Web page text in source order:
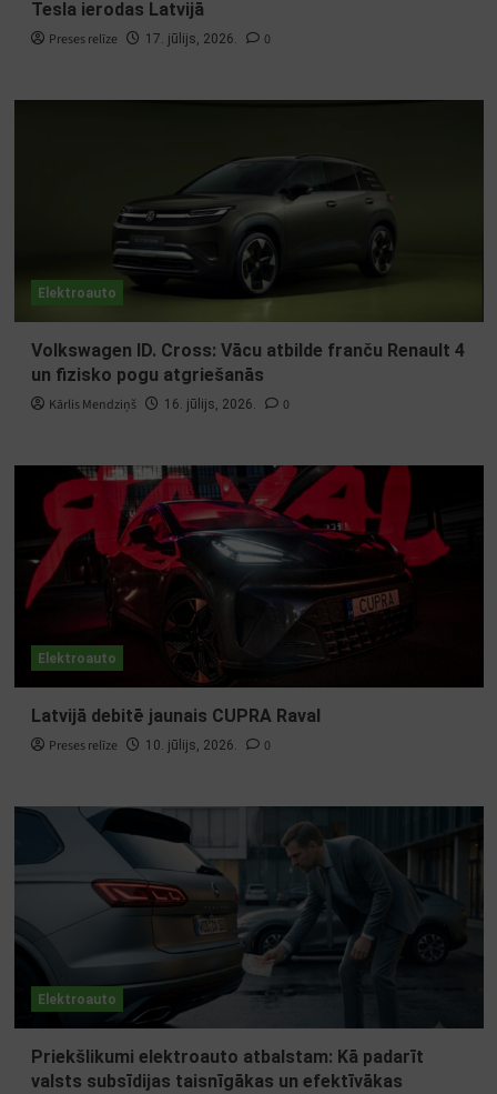
Tesla ierodas Latvijā
Preses relīze 17. jūlijs, 2026. 0
Elektroauto
Volkswagen ID. Cross: Vācu atbilde franču Renault 4
un fizisko pogu atgriešanās
Kārlis Mendziņš 16. jūlijs, 2026. 0
Elektroauto
Latvijā debitē jaunais CUPRA Raval
Preses relīze 10. jūlijs, 2026. 0
Elektroauto
Priekšlikumi elektroauto atbalstam: Kā padarīt
valsts subsīdijas taisnīgākas un efektīvākas